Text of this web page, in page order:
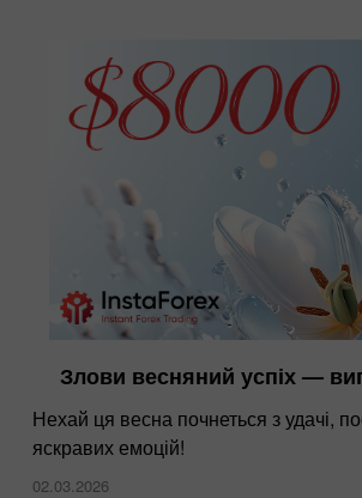
Злови весняний успіх —
Нехай ця весна почнеться з удачі,
яскравих емоцій!
02.03.2026